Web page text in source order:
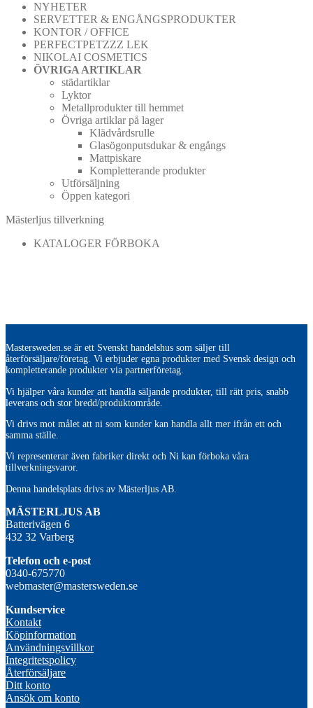
NYHETER
SERVETTER & ENGÅNGSPRODUKTER
KONTOR / OFFICE
PERFECTPETZZZ LEK
NIKOLAI COSMETICS
ÖVRIGA ARTIKLAR
städartiklar
Lyktor
Metallprodukter till hemmet
Övriga artiklar på lager
Klädvårdsrulle
Glasögonputsdukar & engångs
Mattpiskare
Kompletterande produkter
Utförsäljning
Öppen kategori
Mästerljus tillverkning
KATALOGER FÖRBOKA
Mastersweden.se är ett Svenskt handelshus som säljer till
återförsäljare/företag. Vi erbjuder egna produkter med Svensk design och
kompletterande produkter via partnerföretag.
Vi hjälper våra kunder att handla säljande produkter, till rätt pris, snabb
leverans och stor bredd/produktområde.
Vi drivs mot målet att ni som kunder kan handla allt mer ifrån ett och
samma ställe.
Vi representerar även fabriker direkt och Ni kan förboka våra
tillverkningsvaror.
Denna handelsplats drivs av Mästerljus AB.
MÄSTERLJUS AB
Batterivägen 6
432 32 Varberg
Telefon och e-post
0340-675770
webmaster@mastersweden.se
Kundservice
Kontakt
Köpinformation
Användningsvillkor
Integritetspolicy
Återförsäljare
Ditt konto
Ansök om konto